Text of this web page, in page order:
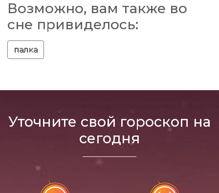
Возможно, вам также во
сне привиделось:
палка
Уточните свой гороскоп на
сегодня